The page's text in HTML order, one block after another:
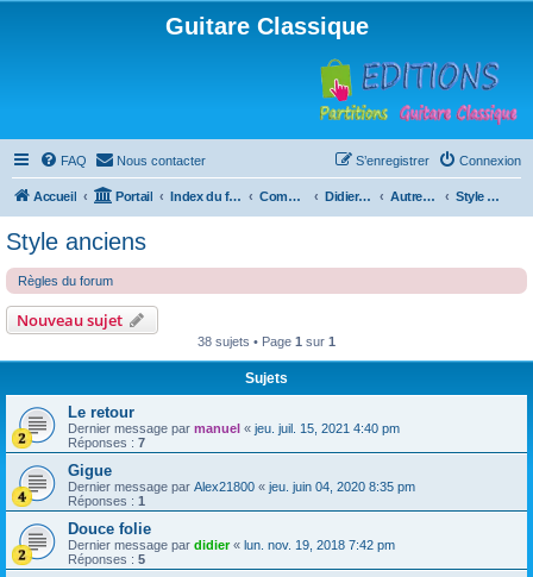
Guitare Classique
FAQ Nous contacter Connexion
S’enregistrer
Accueil Portail Index du forum Compositions Didierland Autres musiques Style anciens
Style anciens
Règles du forum
Nouveau sujet
38 sujets • Page 1 sur 1
Sujets
Le retour
Dernier message par manuel « jeu. juil. 15, 2021 4:40 pm
Réponses : 7
Gigue
Dernier message par Alex21800 « jeu. juin 04, 2020 8:35 pm
Réponses : 1
Douce folie
Dernier message par didier« lun. nov. 19, 2018 7:42 pm
Réponses : 5